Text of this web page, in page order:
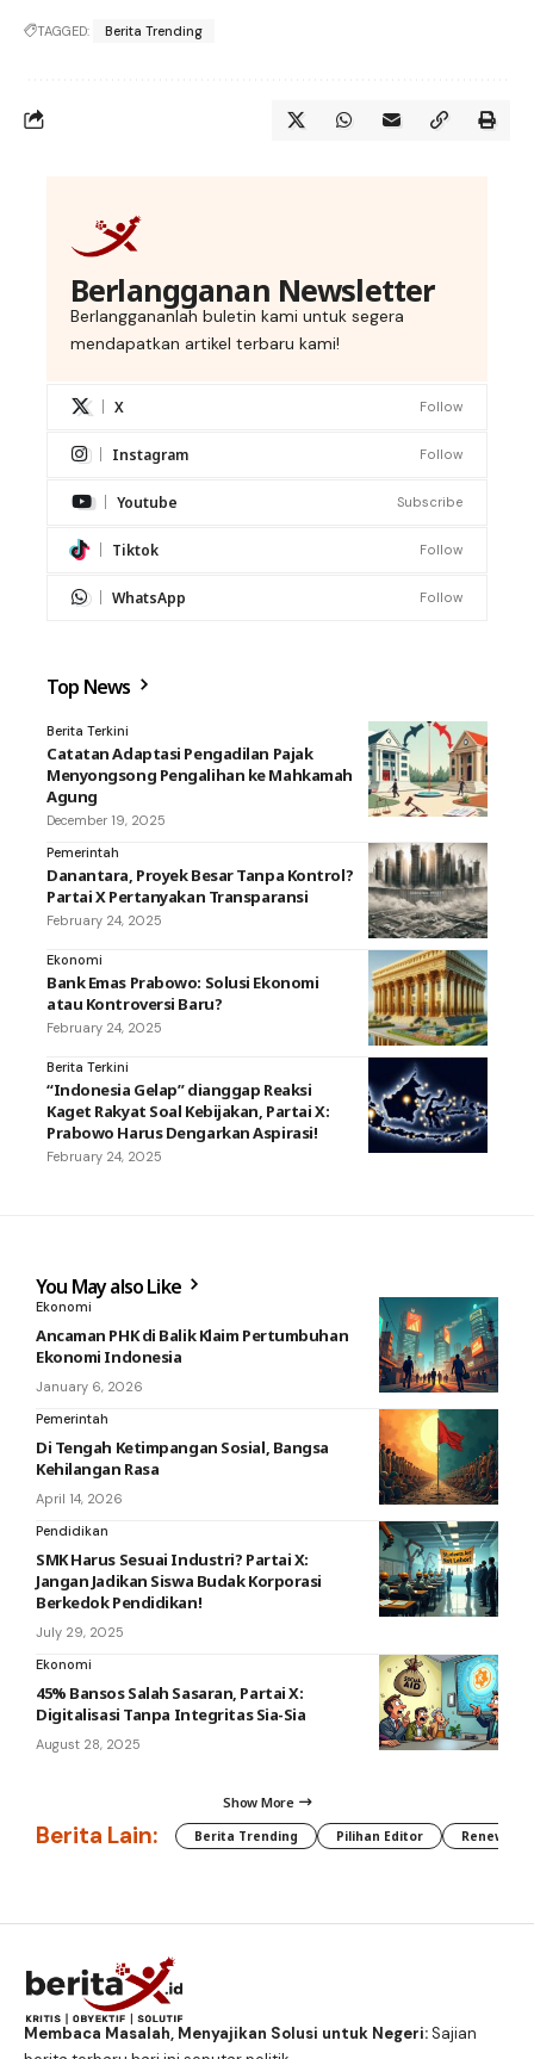
TAGGED: Berita Trending
Berlangganan Newsletter
Berlanggananlah buletin kami untuk segera
mendapatkan artikel terbaru kami!
X Follow
Instagram Follow
Youtube Subscribe
Tiktok Follow
WhatsApp Follow
Top News
Berita Terkini
Catatan Adaptasi Pengadilan Pajak
Menyongsong Pengalihan ke Mahkamah
Agung
December 19, 2025
Pemerintah
Danantara, Proyek Besar Tanpa Kontrol?
Partai X Pertanyakan Transparansi
February 24, 2025
Ekonomi
Bank Emas Prabowo: Solusi Ekonomi
atau Kontroversi Baru?
February 24, 2025
Berita Terkini
“Indonesia Gelap” dianggap Reaksi
Kaget Rakyat Soal Kebijakan, Partai X:
Prabowo Harus Dengarkan Aspirasi!
February 24, 2025
You May also Like
Ekonomi
Ancaman PHK di Balik Klaim Pertumbuhan
Ekonomi Indonesia
January 6, 2026
Pemerintah
Di Tengah Ketimpangan Sosial, Bangsa
Kehilangan Rasa
April 14, 2026
Pendidikan
SMK Harus Sesuai Industri? Partai X:
Jangan Jadikan Siswa Budak Korporasi
Berkedok Pendidikan!
July 29, 2025
Ekonomi
45% Bansos Salah Sasaran, Partai X:
Digitalisasi Tanpa Integritas Sia-Sia
August 28, 2025
Show More
Berita Lain: Berita Trending Pilihan Editor
Membaca Masalah, Menyajikan Solusi untuk Negeri:Sajian